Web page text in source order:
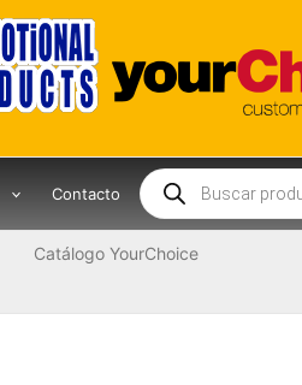
Contacto
Búsqueda
de
productos
Catálogo YourChoice